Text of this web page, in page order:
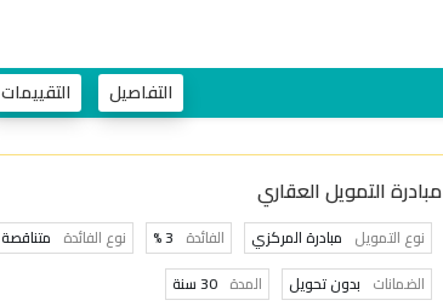
التفاصيل التقييمات
مبادرة التمويل العقاري
نوع التمويل مبادرة المركزي الفائدة 3 % نوع الفائدة متناقصة
الضمانات بدون تحويل المدة 30 سنة